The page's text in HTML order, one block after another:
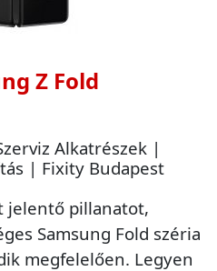
Z Fold
Alkatrészek |
| Fixity Budapest
jelentő pillanatot,
Samsung Fold széria
megfelelően. Legyen